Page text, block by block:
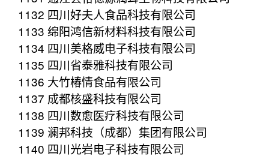
1132 四川好夫人食品科技有限公司
1133 绵阳鸿信新材料科技有限公司
1134 四川美格威电子科技有限公司
1135 四川省泰雅科技有限公司
1136 大竹椿情食品有限公司
1137 成都核盛科技有限公司
1138 四川数愈医疗科技有限公司
1139 澜邦科技（成都）集团有限公司
1140 四川光岩电子科技有限公司